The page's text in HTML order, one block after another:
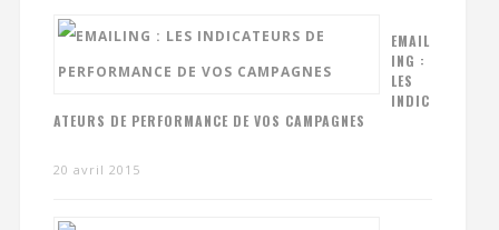
EMAIL
ING :
LES
INDIC
ATEURS DE PERFORMANCE DE VOS CAMPAGNES
20 avril 2015